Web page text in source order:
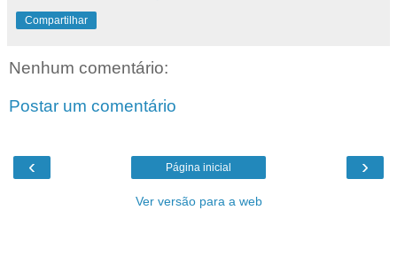
Compartilhar
Nenhum comentário:
Postar um comentário
‹ ›
Página inicial
Ver versão para a web